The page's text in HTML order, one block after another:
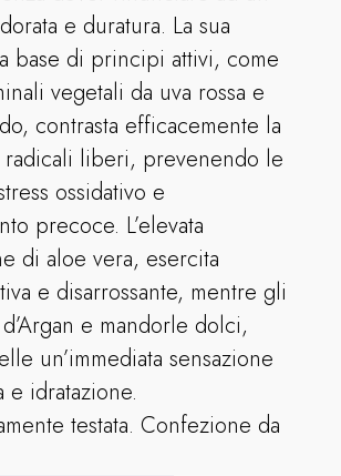
e duratura. La sua
base di principi attivi, come
vegetali da uva rossa e
contrasta efficacemente la
liberi, prevenendo le
ossidativo e
precoce. L’elevata
di aloe vera, esercita
e disarrossante, mentre gli
e mandorle dolci,
un’immediata sensazione
idratazione.
testata. Confezione da